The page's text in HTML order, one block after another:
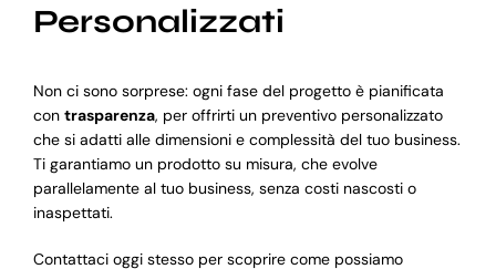
Personalizzati
Non ci sono sorprese: ogni fase del progetto è pianificata
con trasparenza, per offrirti un preventivo personalizzato
che si adatti alle dimensioni e complessità del tuo business.
Ti garantiamo un prodotto su misura, che evolve
parallelamente al tuo business, senza costi nascosti o
inaspettati.
Contattaci oggi stesso per scoprire come possiamo